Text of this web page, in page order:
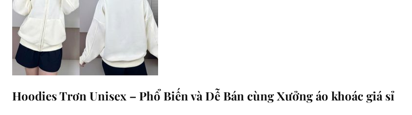
Hoodies Trơn Unisex – Phổ Biến và Dễ Bán cùng Xưởng áo khoác giá sỉ